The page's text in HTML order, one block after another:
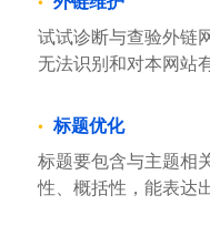
试试诊断与查验外链
无法识别和对本网站
标题优化
标题要包含与主题相
性、概括性，能表达